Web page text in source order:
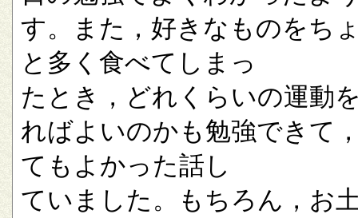
す。また，好きなものをち
と多く食べてしまっ
たとき，どれくらいの運動
ればよいのかも勉強できて
てもよかった話し
ていました。もちろん，お